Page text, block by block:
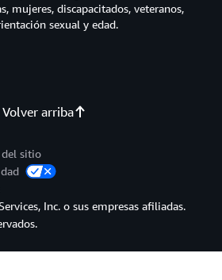
Volver arriba
mujeres, discapacitados, veteranos,
sexual y edad.
sitio
Inc. o sus empresas afiliadas.